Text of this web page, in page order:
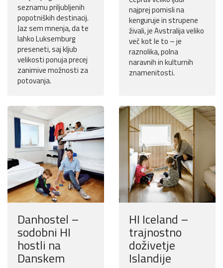
seznamu priljubljenih
popotniških destinacij.
Jaz sem mnenja, da te
lahko Luksemburg
preseneti, saj kljub
velikosti ponuja precej
zanimive možnosti za
potovanja.
najprej pomisli na
kenguruje in strupene
živali, je Avstralija veliko
več kot le to – je
raznolika, polna
naravnih in kulturnih
znamenitosti.
Danhostel –
sodobni HI
hostli na
Danskem
HI Iceland –
trajnostno
doživetje
Islandije